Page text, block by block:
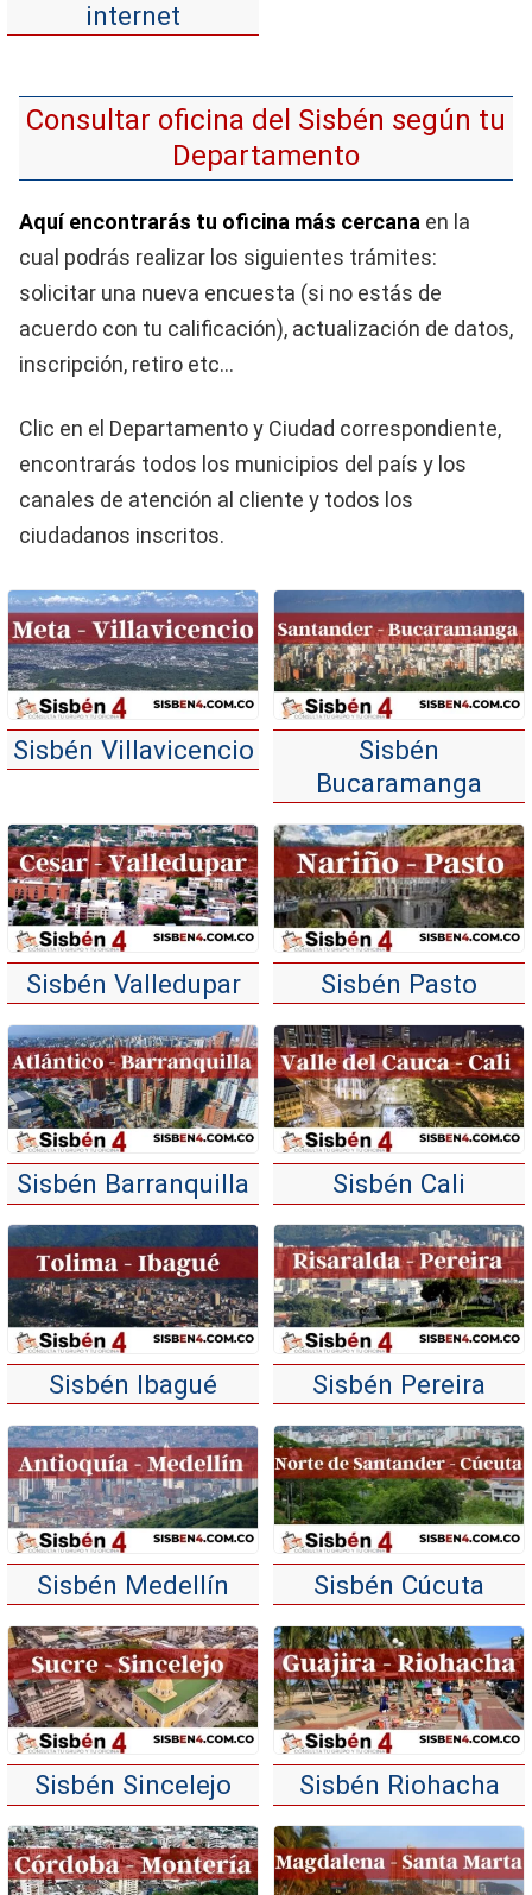
internet
Consultar oficina del Sisbén según tu
Departamento
Aquí encontrarás tu oficina más cercana en la
cual podrás realizar los siguientes trámites:
solicitar una nueva encuesta (si no estás de
acuerdo con tu calificación), actualización de datos,
inscripción, retiro etc…
Clic en el Departamento y Ciudad correspondiente,
encontrarás todos los municipios del país y los
canales de atención al cliente y todos los
ciudadanos inscritos.
Sisbén Villavicencio
Sisbén
Bucaramanga
Sisbén Valledupar Sisbén Pasto
Sisbén Barranquilla Sisbén Cali
Sisbén Ibagué Sisbén Pereira
Sisbén Medellín Sisbén Cúcuta
Sisbén Sincelejo Sisbén Riohacha